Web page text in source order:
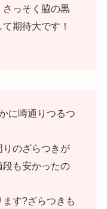
っそく脇の黒
期待大です！
に噂通りつるつ
のざらつきが
も安かったの
す?ざらつきも